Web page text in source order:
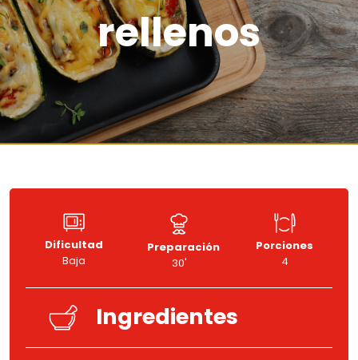
rellenos
Dificultad
Baja
Preparación
30'
Porciones
4
Ingredientes